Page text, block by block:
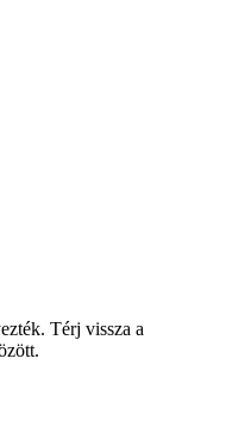
Térj vissza a